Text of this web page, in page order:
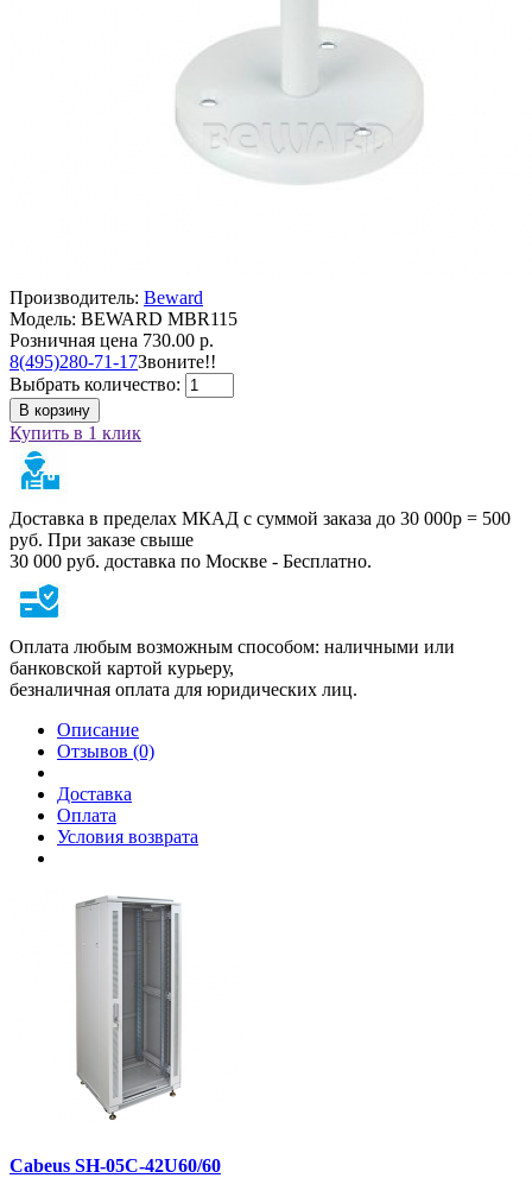
Производитель: Beward
Модель: BEWARD MBR115
Розничная цена 730.00 р.
8(495)280-71-17Звоните!!
Выбрать количество:
В корзину
Купить в 1 клик
Доставка в пределах МКАД с суммой заказа до 30 000р = 500
руб. При заказе свыше
30 000 руб. доставка по Москве - Бесплатно.
Оплата любым возможным способом: наличными или
банковской картой курьеру,
безналичная оплата для юридических лиц.
Описание
Отзывов (0)
Доставка
Оплата
Условия возврата
Cabeus SH-05C-42U60/60